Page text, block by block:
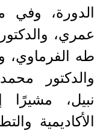
الدورة، وفي
عمري،
طه الفرماوي،
والدكتور
نبيل، مشيرًا
الأكاديمية